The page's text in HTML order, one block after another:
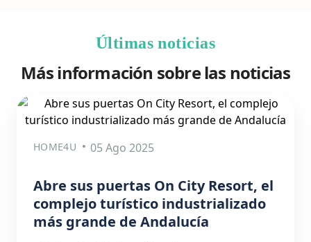
Últimas noticias
Más información sobre las noticias
HOME4U 05 Ago 2025
Abre sus puertas On City Resort, el
complejo turístico industrializado
más grande de Andalucía